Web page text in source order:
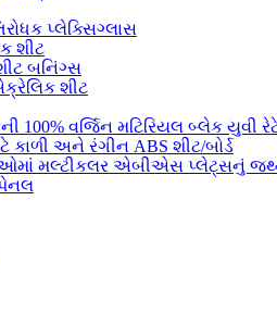
પ્લેક્સિગ્લાસ
શીટ
બનિંગ્સ
શીટ
100% વર્જિન મટિરિયલ બ્લેક યુવી
કાળી અને રંગીન ABS શીટ/બોર્ડ
મલ્ટીકલર એબીએસ પ્લેટ્સનું